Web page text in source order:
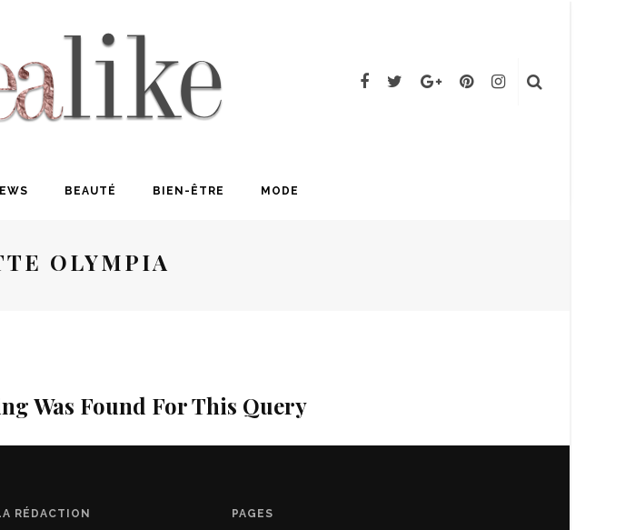
BEAUTÉ BIEN-ÊTRE MODE
OLYMPIA
Was Found For This Query
RÉDACTION PAGES